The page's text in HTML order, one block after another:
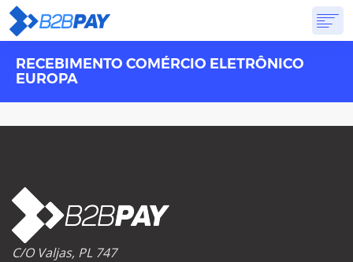
ACERCA DESOLUCIONESBANCA VIRTUALPRICING
PREGUNTAS FRECUENTES
RECEBIMENTO COMÉRCIO ELETRÔNICO
EUROPA
C/O Valjas, PL 747